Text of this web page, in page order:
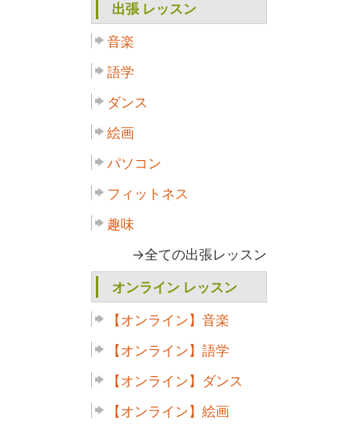
出張 レッスン
音楽
語学
ダンス
絵画
パソコン
フィットネス
趣味
→全ての出張レッスン
オンライン レッスン
【オンライン】音楽
【オンライン】語学
【オンライン】ダンス
【オンライン】絵画